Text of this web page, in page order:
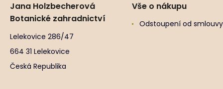
Jana Holzbecherová
Botanické zahradnictví
Lelekovice 286/47
664 31 Lelekovice
Česká Republika
Vše o nákupu
Odstoupení od smlouvy